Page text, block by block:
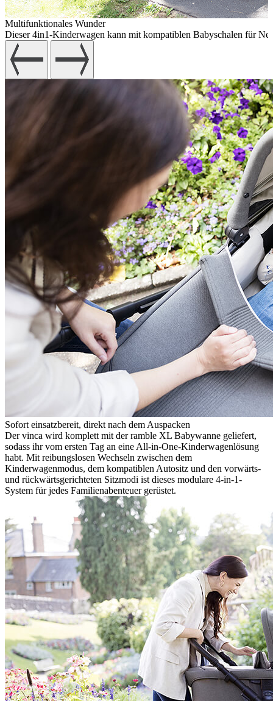
Multifunktionales Wunder
Dieser 4in1-Kinderwagen kann mit kompatiblen Babyschalen für
Sofort einsatzbereit, direkt nach dem Auspacken
Der vinca wird komplett mit der ramble XL Babywanne geliefert,
sodass ihr vom ersten Tag an eine All-in-One-Kinderwagenlösung
habt. Mit reibungslosen Wechseln zwischen dem
Kinderwagenmodus, dem kompatiblen Autositz und den vorwärts-
und rückwärtsgerichteten Sitzmodi ist dieses modulare 4-in-1-
System für jedes Familienabenteuer gerüstet.